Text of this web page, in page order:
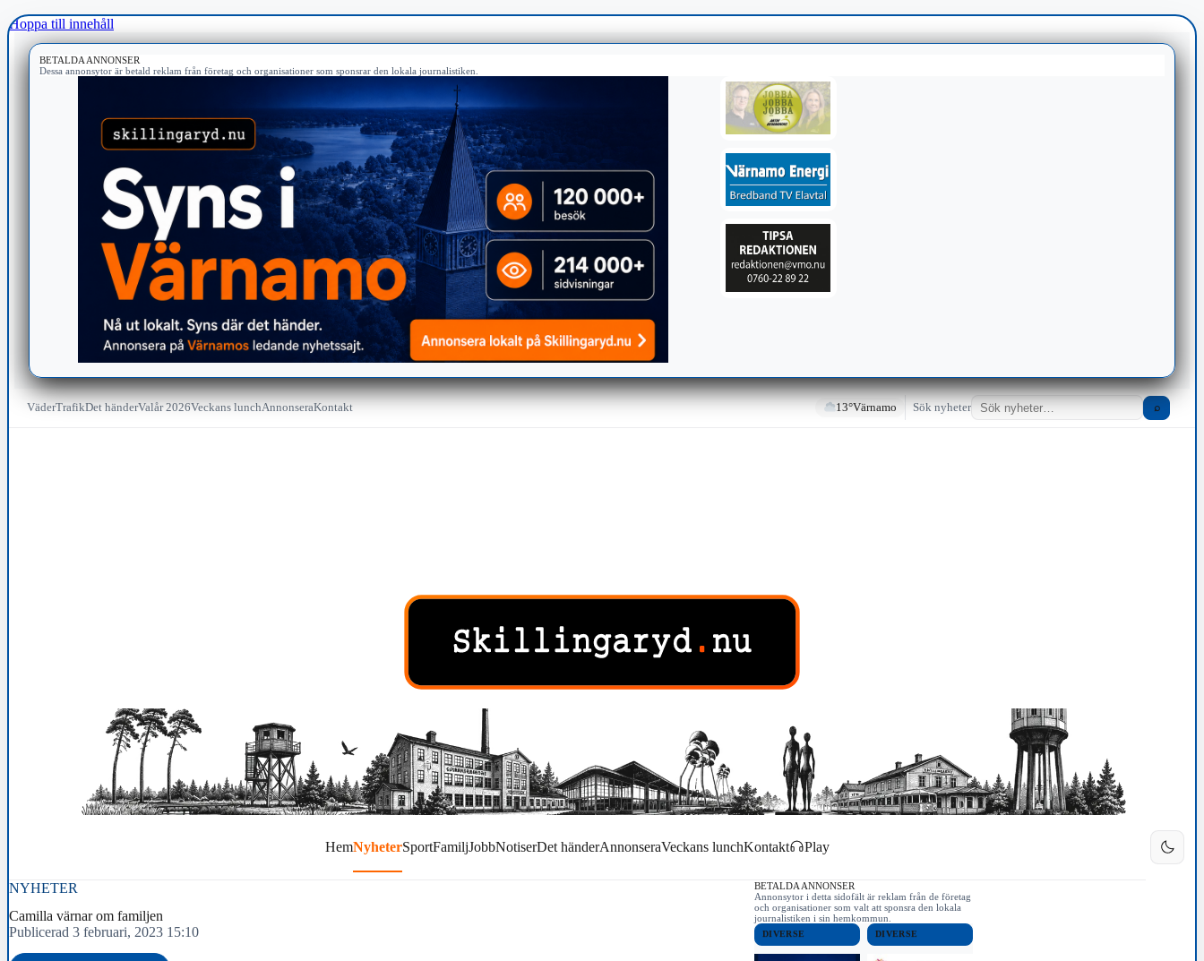
Hoppa till innehåll
BETALDA ANNONSER
Dessa annonsytor är betald reklam från företag och organisationer som sponsrar den lokala journalistiken.
VäderTrafikDet händerValår 2026Veckans lunchAnnonseraKontakt 13°Värnamo Sök nyheter ⌕
HemNyheterSportFamiljJobbNotiserDet händerAnnonseraVeckans lunchKontakt Play
NYHETER
Camilla värnar om familjen
Publicerad 3 februari, 2023 15:10
BETALDA ANNONSER
Annonsytor i detta sidofält är reklam från de företag
och organisationer som valt att sponsra den lokala
journalistiken i sin hemkommun.
DIVERSE DIVERSE